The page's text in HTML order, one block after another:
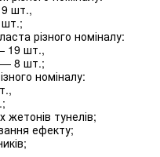
шт.,
шт.;
різного номіналу:
19 шт.,
— 8 шт.;
номіналу:
жетонів тунелів;
ефекту;